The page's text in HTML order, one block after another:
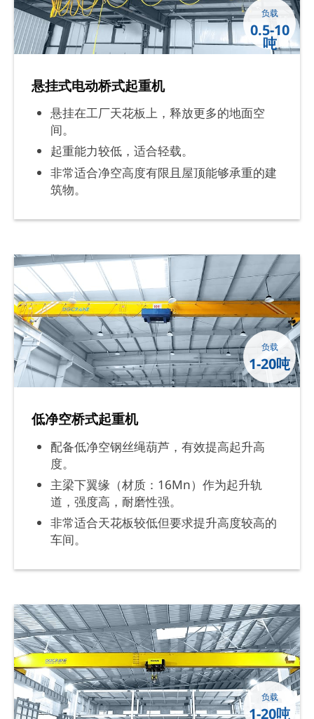
负载
0.5-10
吨
悬挂式电动桥式起重机
悬挂在工厂天花板上，释放更多的地面空
间。
起重能力较低，适合轻载。
非常适合净空高度有限且屋顶能够承重的建
筑物。
负载
1-20吨
低净空桥式起重机
配备低净空钢丝绳葫芦，有效提高起升高
度。
主梁下翼缘（材质：16Mn）作为起升轨
道，强度高，耐磨性强。
非常适合天花板较低但要求提升高度较高的
车间。
负载
1-20吨